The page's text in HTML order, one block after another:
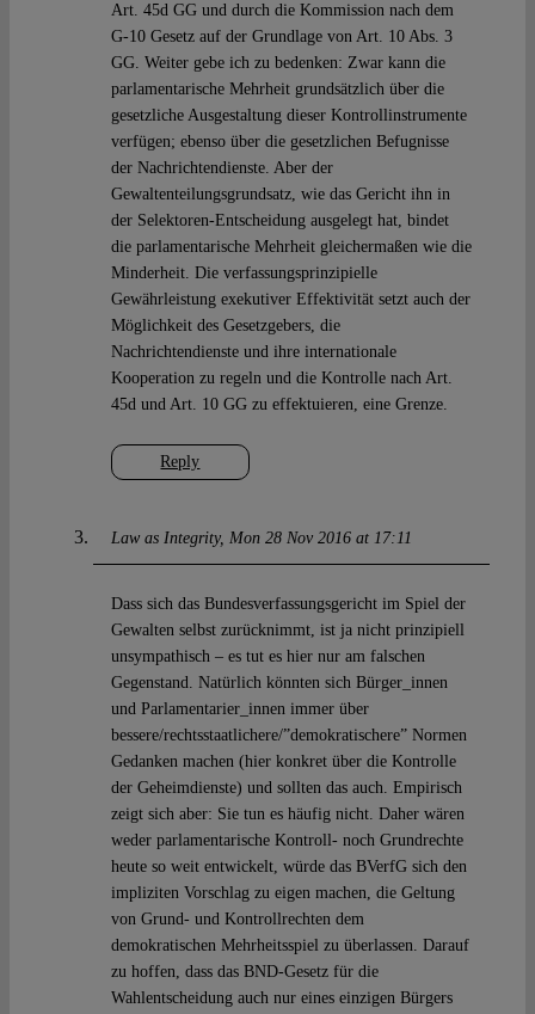
Reply
Art. 45d GG und durch die Kommission nach dem
G-10 Gesetz auf der Grundlage von Art. 10 Abs. 3
GG. Weiter gebe ich zu bedenken: Zwar kann die
parlamentarische Mehrheit grundsätzlich über die
gesetzliche Ausgestaltung dieser Kontrollinstrumente
verfügen; ebenso über die gesetzlichen Befugnisse
der Nachrichtendienste. Aber der
Gewaltenteilungsgrundsatz, wie das Gericht ihn in
der Selektoren-Entscheidung ausgelegt hat, bindet
die parlamentarische Mehrheit gleichermaßen wie die
Minderheit. Die verfassungsprinzipielle
Gewährleistung exekutiver Effektivität setzt auch der
Möglichkeit des Gesetzgebers, die
Nachrichtendienste und ihre internationale
Kooperation zu regeln und die Kontrolle nach Art.
45d und Art. 10 GG zu effektuieren, eine Grenze.
Law as Integrity Mon 28 Nov 2016 at 17:11
Dass sich das Bundesverfassungsgericht im Spiel der
Gewalten selbst zurücknimmt, ist ja nicht prinzipiell
unsympathisch – es tut es hier nur am falschen
Gegenstand. Natürlich könnten sich Bürger_innen
und Parlamentarier_innen immer über
bessere/rechtsstaatlichere/”demokratischere” Normen
Gedanken machen (hier konkret über die Kontrolle
der Geheimdienste) und sollten das auch. Empirisch
zeigt sich aber: Sie tun es häufig nicht. Daher wären
weder parlamentarische Kontroll- noch Grundrechte
heute so weit entwickelt, würde das BVerfG sich den
impliziten Vorschlag zu eigen machen, die Geltung
von Grund- und Kontrollrechten dem
demokratischen Mehrheitsspiel zu überlassen. Darauf
zu hoffen, dass das BND-Gesetz für die
Wahlentscheidung auch nur eines einzigen Bürgers